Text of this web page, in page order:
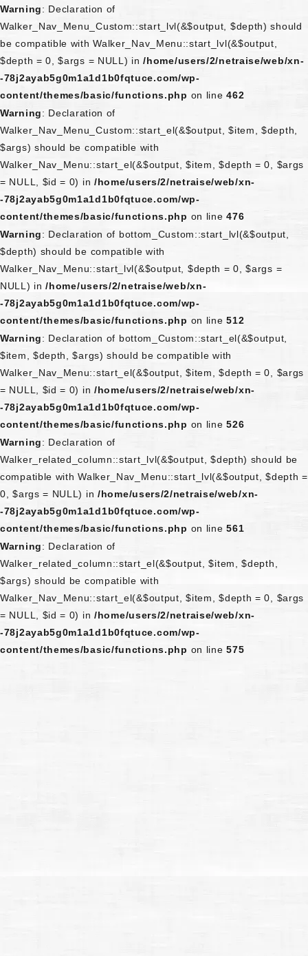
Warning: Declaration of
Walker_Nav_Menu_Custom::start_lvl(&$output, $depth) should
be compatible with Walker_Nav_Menu::start_lvl(&$output,
$depth = 0, $args = NULL) in/home/users/2/netraise/web/xn-
-78j2ayab5g0m1a1d1b0fqtuce.com/wp-
content/themes/basic/functions.php on line462
Warning: Declaration of
Walker_Nav_Menu_Custom::start_el(&$output, $item, $depth,
$args) should be compatible with
Walker_Nav_Menu::start_el(&$output, $item, $depth = 0, $args
= NULL, $id = 0) in /home/users/2/netraise/web/xn-
-78j2ayab5g0m1a1d1b0fqtuce.com/wp-
content/themes/basic/functions.php on line476
Warning: Declaration of bottom_Custom::start_lvl(&$output,
$depth) should be compatible with
Walker_Nav_Menu::start_lvl(&$output, $depth = 0, $args =
NULL) in/home/users/2/netraise/web/xn-
-78j2ayab5g0m1a1d1b0fqtuce.com/wp-
content/themes/basic/functions.php on line512
Warning: Declaration of bottom_Custom::start_el(&$output,
$item, $depth, $args) should be compatible with
Walker_Nav_Menu::start_el(&$output, $item, $depth = 0, $args
= NULL, $id = 0) in /home/users/2/netraise/web/xn-
-78j2ayab5g0m1a1d1b0fqtuce.com/wp-
content/themes/basic/functions.php on line526
Warning: Declaration of
Walker_related_column::start_lvl(&$output, $depth) should be
compatible with Walker_Nav_Menu::start_lvl(&$output, $depth =
0, $args = NULL) in /home/users/2/netraise/web/xn-
-78j2ayab5g0m1a1d1b0fqtuce.com/wp-
content/themes/basic/functions.php on line561
Warning: Declaration of
Walker_related_column::start_el(&$output, $item, $depth,
$args) should be compatible with
Walker_Nav_Menu::start_el(&$output, $item, $depth = 0, $args
= NULL, $id = 0) in /home/users/2/netraise/web/xn-
-78j2ayab5g0m1a1d1b0fqtuce.com/wp-
content/themes/basic/functions.php on line575